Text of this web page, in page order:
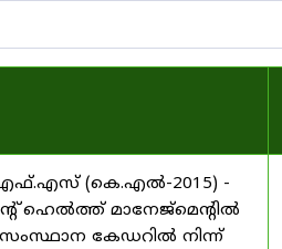
(കെ.എൽ-2015) -
ഹെൽത്ത് മാനേജ്‌മെന്റിൽ
കേഡറിൽ നിന്ന്